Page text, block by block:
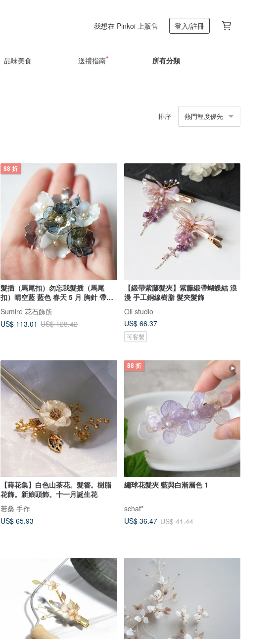
我想在 Pinkoi 上販售 登入/註冊
品味美食 送禮指南 所有分類
排序 熱門程度優先
88 折
髮插（馬尾扣）勿忘我髮插（馬尾
扣）晴空藍 藍色 春天 5 月 胸針 帶留
（和服腰帶扣）線條編織 線條藝術 美
式花藝
Sumire 花石飾所
US$ 113.01 US$ 128.42
【緞帶紫藤髮夾】紫藤緞帶蝴蝶結 浪
漫 手工銅線樹脂 髮夾髮飾
Oli studio
US$ 66.37
可客製
【蒔花集】白色山茶花。髮簪。樹脂
花飾。新娘頭飾。十一月誕生花
若桑 手作
US$ 65.93
88 折
繡球花髮夾 藍與白漸層色 1
schaf*
US$ 36.47 US$ 41.44